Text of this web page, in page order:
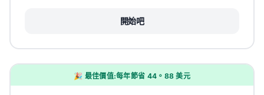
開始吧
🎉 最佳價值:每年節省 44。88 美元